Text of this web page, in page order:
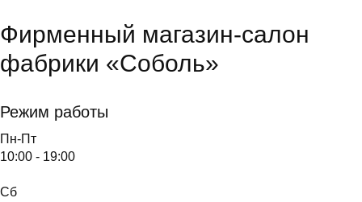
Фирменный магазин-салон
фабрики «Соболь»
Режим работы
Пн-Пт
10:00 - 19:00
Сб